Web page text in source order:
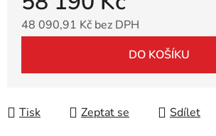
48 090,91 Kč bez DPH
DO KOŠÍKU
Tisk Zeptat se Sdílet